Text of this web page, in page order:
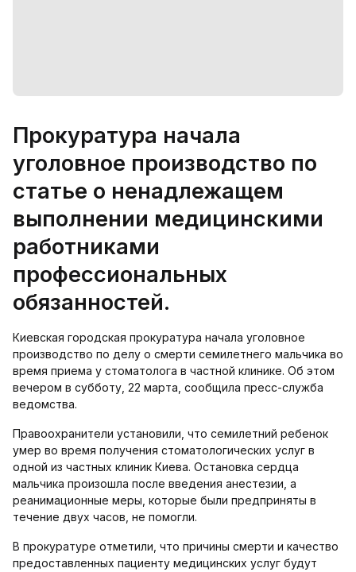
Прокуратура начала
уголовное производство по
статье о ненадлежащем
выполнении медицинскими
работниками
профессиональных
обязанностей.
Киевская городская прокуратура начала уголовное
производство по делу о смерти семилетнего мальчика во
время приема у стоматолога в частной клинике. Об этом
вечером в субботу, 22 марта, сообщила пресс-служба
ведомства.
Правоохранители установили, что семилетний ребенок
умер во время получения стоматологических услуг в
одной из частных клиник Киева. Остановка сердца
мальчика произошла после введения анестезии, а
реанимационные меры, которые были предприняты в
течение двух часов, не помогли.
В прокуратуре отметили, что причины смерти и качество
предоставленных пациенту медицинских услуг будут